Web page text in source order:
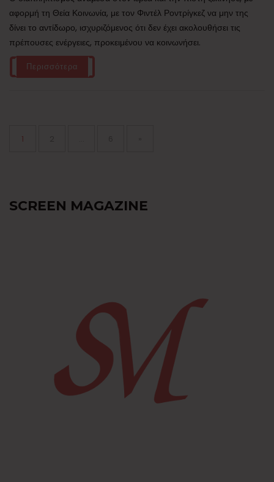
αφορμή τη Θεία Κοινωνία, με τον Φιντέλ Ροντρίγκεζ να μην της
δίνει το αντίδωρο, ισχυριζόμενος ότι δεν έχει ακολουθήσει τις
πρέπουσες ενέργειες, προκειμένου να κοινωνήσει.
Περισσότερα
άρθρων
Page
1
SCREEN MAGAZINE